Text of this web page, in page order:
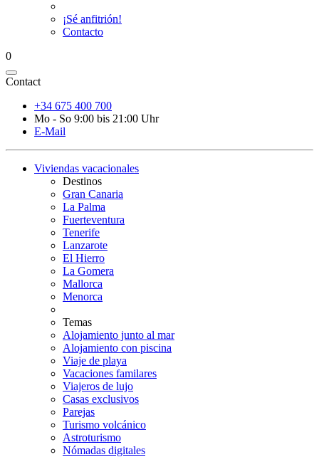
¡Sé anfitrión!
Contacto
0
Contact
+34 675 400 700
Mo - So 9:00 bis 21:00 Uhr
E-Mail
Viviendas vacacionales
Destinos
Gran Canaria
La Palma
Fuerteventura
Tenerife
Lanzarote
El Hierro
La Gomera
Mallorca
Menorca
Temas
Alojamiento junto al mar
Alojamiento con piscina
Viaje de playa
Vacaciones familares
Viajeros de lujo
Casas exclusivos
Parejas
Turismo volcánico
Astroturismo
Nómadas digitales